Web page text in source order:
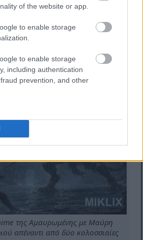
of the website or app.
to enable storage
to enable storage
including authentication
prevention, and other
του Tarnished με πανοπλία Black
δύο Valiant Gargoyles στα μπλε
του Υδραγωγείου Siofra.
την εικόνα για περισσότερες
και υψηλότερες αναλύσεις.
της Αμαυρωμένης με Μαύρη
απέναντι από δύο κολοσσιαίες